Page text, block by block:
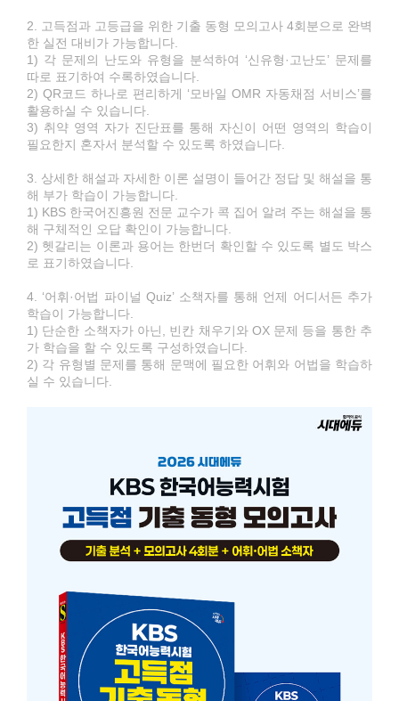
2. 고득점과 고등급을 위한 기출 동형 모의고사 4회분으로 완벽
한 실전 대비가 가능합니다.
1) 각 문제의 난도와 유형을 분석하여 ‘신유형·고난도’ 문제를
따로 표기하여 수록하였습니다.
2) QR코드 하나로 편리하게 ‘모바일 OMR 자동채점 서비스’를
활용하실 수 있습니다.
3) 취약 영역 자가 진단표를 통해 자신이 어떤 영역의 학습이
필요한지 혼자서 분석할 수 있도록 하였습니다.
3. 상세한 해설과 자세한 이론 설명이 들어간 정답 및 해설을 통
해 부가 학습이 가능합니다.
1) KBS 한국어진흥원 전문 교수가 콕 집어 알려 주는 해설을 통
해 구체적인 오답 확인이 가능합니다.
2) 헷갈리는 이론과 용어는 한번더 확인할 수 있도록 별도 박스
로 표기하였습니다.
4. ‘어휘·어법 파이널 Quiz’ 소책자를 통해 언제 어디서든 추가
학습이 가능합니다.
1) 단순한 소책자가 아닌, 빈칸 채우기와 OX 문제 등을 통한 추
가 학습을 할 수 있도록 구성하였습니다.
2) 각 유형별 문제를 통해 문맥에 필요한 어휘와 어법을 학습하
실 수 있습니다.